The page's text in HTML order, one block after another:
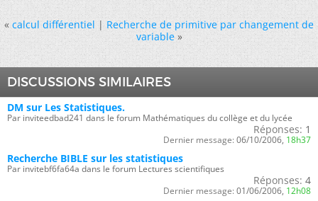
« calcul différentiel|Recherche de primitive par changement de
variable »
DISCUSSIONS SIMILAIRES
DM sur Les Statistiques.
Par inviteedbad241 dans le forum Mathématiques du collège et du lycée
Réponses: 1
Dernier message: 06/10/2006, 18h37
Recherche BIBLE sur les statistiques
Par invitebf6fa64a dans le forum Lectures scientifiques
Réponses: 4
Dernier message: 01/06/2006, 12h08